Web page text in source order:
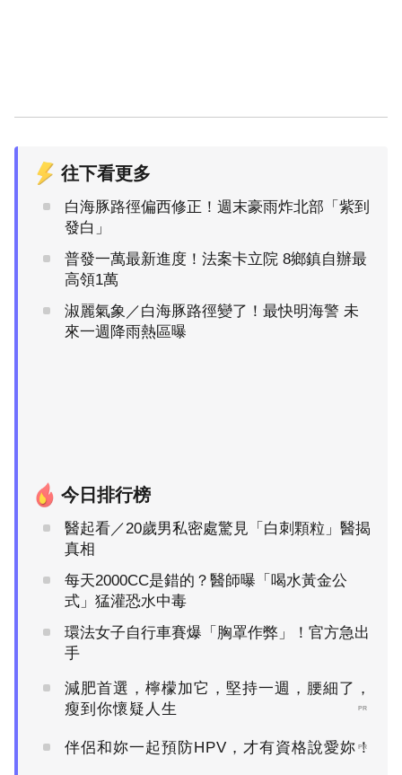
往下看更多
白海豚路徑偏西修正！週末豪雨炸北部「紫到
發白」
普發一萬最新進度！法案卡立院 8鄉鎮自辦最
高領1萬
淑麗氣象／白海豚路徑變了！最快明海警 未
來一週降雨熱區曝
今日排行榜
醫起看／20歲男私密處驚見「白刺顆粒」醫揭
真相
每天2000CC是錯的？醫師曝「喝水黃金公
式」猛灌恐水中毒
環法女子自行車賽爆「胸罩作弊」！官方急出
手
減肥首選，檸檬加它，堅持一週，腰細了，
瘦到你懷疑人生
PR
伴侶和妳一起預防HPV，才有資格說愛妳！
PR